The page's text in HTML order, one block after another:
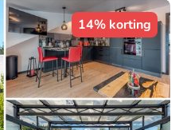
14% korting